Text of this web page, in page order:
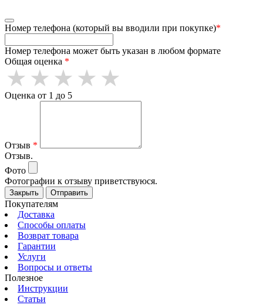
Номер телефона (который вы вводили при покупке)*
Номер телефона может быть указан в любом формате
Общая оценка *
Оценка от 1 до 5
Отзыв *
Отзыв.
Фото
Фотографии к отзыву приветствуюся.
Закрыть Отправить
Покупателям
Доставка
Способы оплаты
Возврат товара
Гарантии
Услуги
Вопросы и ответы
Полезное
Инструкции
Статьи